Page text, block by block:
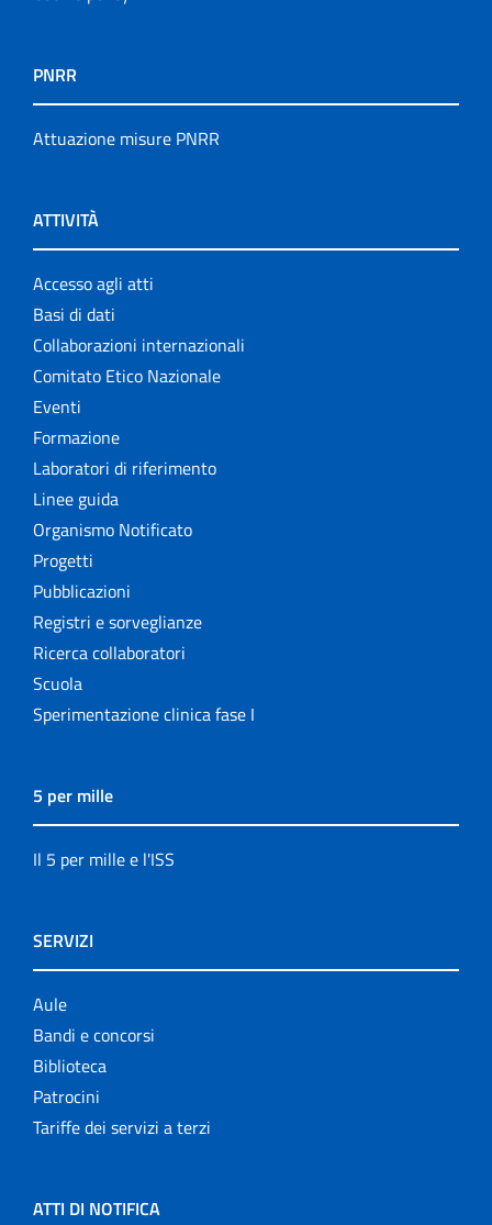
PNRR
Attuazione misure PNRR
ATTIVITÀ
Accesso agli atti
Basi di dati
Collaborazioni internazionali
Comitato Etico Nazionale
Eventi
Formazione
Laboratori di riferimento
Linee guida
Organismo Notificato
Progetti
Pubblicazioni
Registri e sorveglianze
Ricerca collaboratori
Scuola
Sperimentazione clinica fase I
5 per mille
Il 5 per mille e l'ISS
SERVIZI
Aule
Bandi e concorsi
Biblioteca
Patrocini
Tariffe dei servizi a terzi
ATTI DI NOTIFICA